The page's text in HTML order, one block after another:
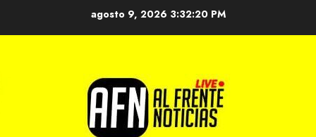
agosto 9, 2026 3:32:21 PM